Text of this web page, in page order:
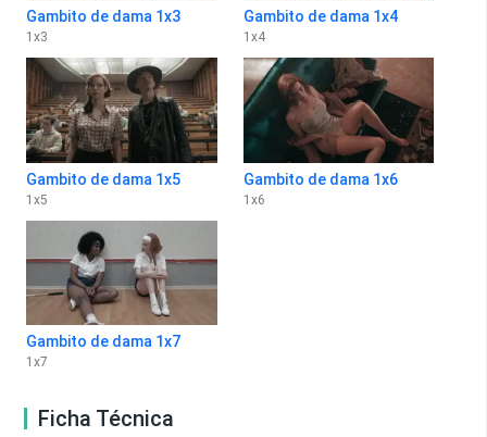
Gambito de dama 1x3
1 x3
Gambito de dama 1x4
1 x4
Gambito de dama 1x5
1 x5
Gambito de dama 1x6
1 x6
Gambito de dama 1x7
1 x7
Ficha Técnica